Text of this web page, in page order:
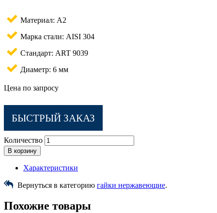
Материал: A2
Марка стали: AISI 304
Стандарт: ART 9039
Диаметр: 6 мм
Цена по запросу
БЫСТРЫЙ ЗАКАЗ
Количество
В корзину
Характеристики
Вернуться в категорию гайки нержавеющие.
Похожие товары